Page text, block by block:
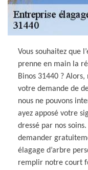
Vous souhaitez que
prenne en main la
Binos 31440 ?
votre demande de
nous ne pouvons
ayez apposé votre
dressé par nos
demander
élagage d’arbre
remplir notre court